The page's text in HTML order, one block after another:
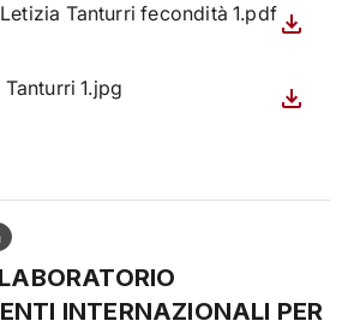
Tanturri fecondità 1.pdf
1.jpg
INTERNAZIONALI PER